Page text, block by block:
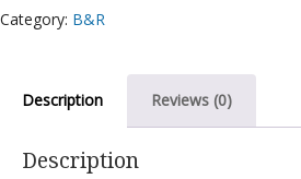
电
Category: B&R
Description Reviews (0)
Description